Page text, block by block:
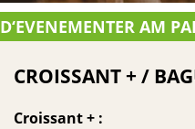
D‘EVENEMENTER AM
CROISSANT + /
Croissant + :